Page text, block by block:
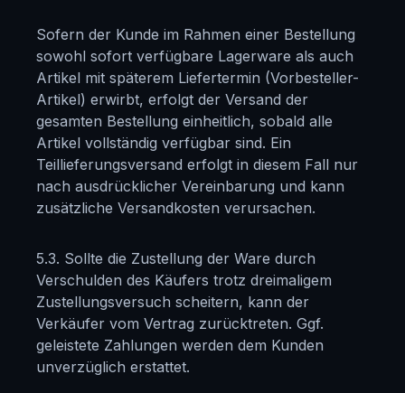
Sofern der Kunde im Rahmen einer Bestellung
sowohl sofort verfügbare Lagerware als auch
Artikel mit späterem Liefertermin (Vorbesteller-
Artikel) erwirbt, erfolgt der Versand der
gesamten Bestellung einheitlich, sobald alle
Artikel vollständig verfügbar sind. Ein
Teillieferungsversand erfolgt in diesem Fall nur
nach ausdrücklicher Vereinbarung und kann
zusätzliche Versandkosten verursachen.
5.3. Sollte die Zustellung der Ware durch
Verschulden des Käufers trotz dreimaligem
Zustellungsversuch scheitern, kann der
Verkäufer vom Vertrag zurücktreten. Ggf.
geleistete Zahlungen werden dem Kunden
unverzüglich erstattet.